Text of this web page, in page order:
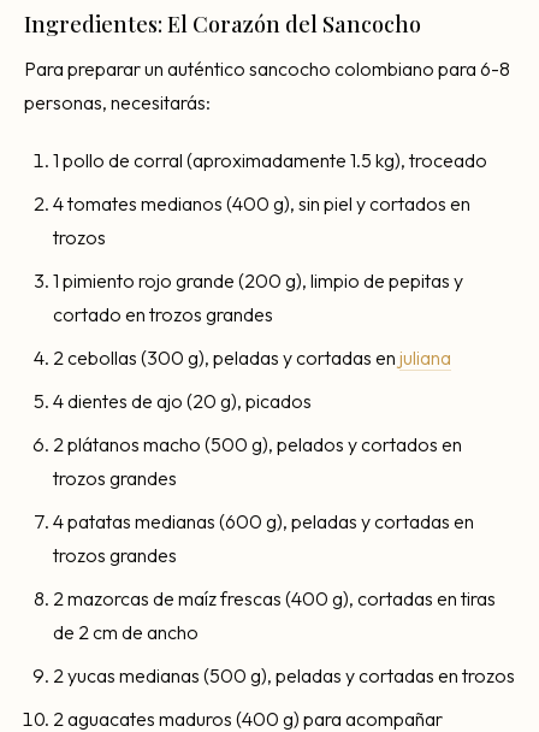
Ingredientes: El Corazón del Sancocho
Para preparar un auténtico sancocho colombiano para 6-8
personas, necesitarás:
1 pollo de corral (aproximadamente 1.5 kg), troceado
4 tomates medianos (400 g), sin piel y cortados en
trozos
1 pimiento rojo grande (200 g), limpio de pepitas y
cortado en trozos grandes
2 cebollas (300 g), peladas y cortadas en juliana
4 dientes de ajo (20 g), picados
2 plátanos macho (500 g), pelados y cortados en
trozos grandes
4 patatas medianas (600 g), peladas y cortadas en
trozos grandes
2 mazorcas de maíz frescas (400 g), cortadas en tiras
de 2 cm de ancho
2 yucas medianas (500 g), peladas y cortadas en trozos
2 aguacates maduros (400 g) para acompañar